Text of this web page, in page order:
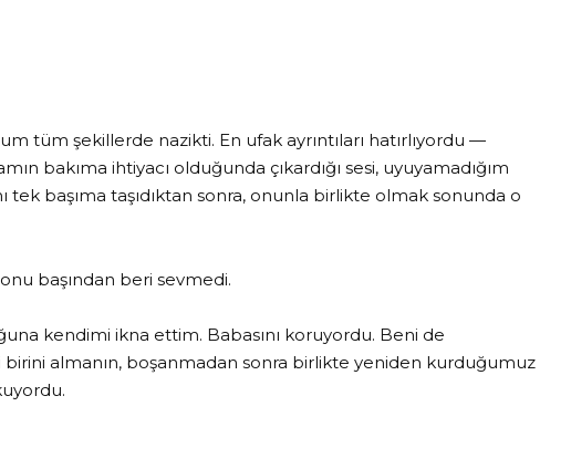
tüm şekillerde nazikti. En ufak ayrıntıları hatırlıyordu —
bakıma ihtiyacı olduğunda çıkardığı sesi, uyuyamadığım
tek başıma taşıdıktan sonra, onunla birlikte olmak sonunda o
onu başından beri sevmedi.
kendimi ikna ettim. Babasını koruyordu. Beni de
almanın, boşanmadan sonra birlikte yeniden kurduğumuz